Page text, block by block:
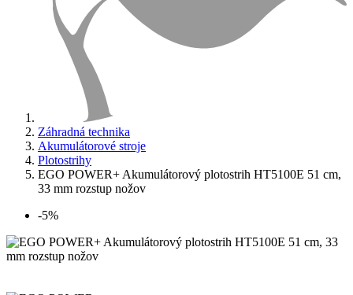
Záhradná technika
Akumulátorové stroje
Plotostrihy
EGO POWER+ Akumulátorový plotostrih HT5100E 51 cm,
33 mm rozstup nožov
-5%